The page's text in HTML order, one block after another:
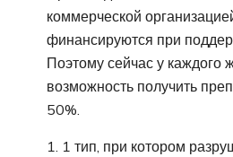
коммерческой
финансируются при
Поэтому сейчас у каждого
возможность получить
50%.
1 тип, при котором